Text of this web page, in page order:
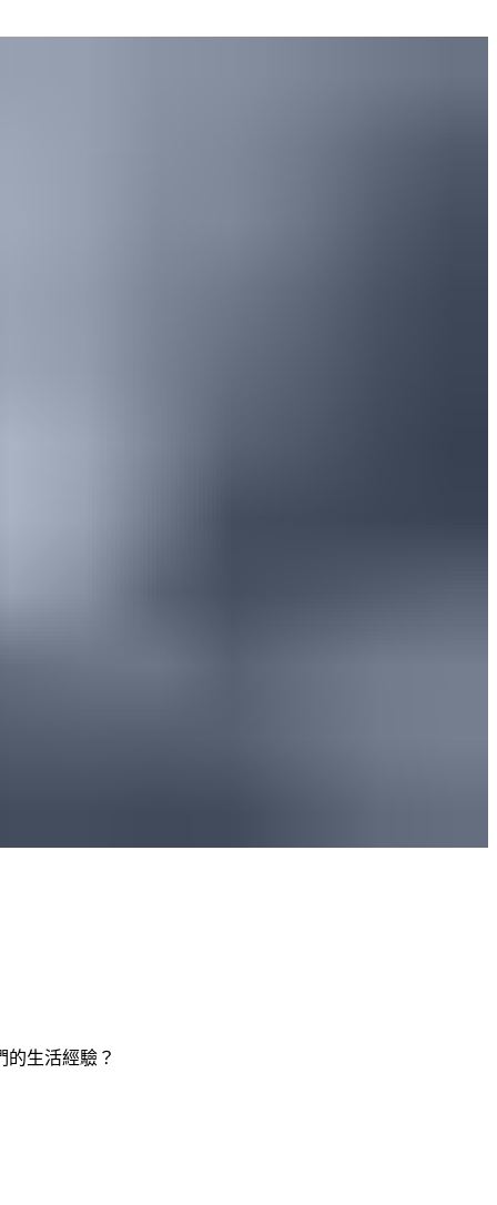
的生活經驗？